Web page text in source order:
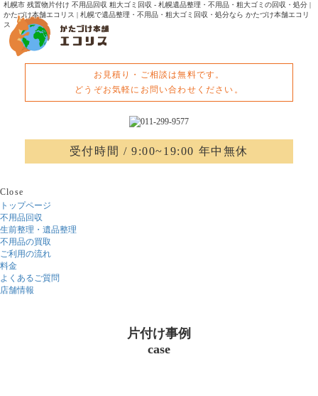
札幌市 残置物片付け 不用品回収 粗大ゴミ回収 - 札幌遺品整理・不用品・粗大ゴミの回収・処分 |
かたづけ本舗エコリス | 札幌で遺品整理・不用品・粗大ゴミ回収・処分なら かたづけ本舗エコリ
ス
お見積り・ご相談は無料です。
どうぞお気軽にお問い合わせください。
受付時間 / 9:00~19:00 年中無休
Close
トップページ
不用品回収
生前整理・遺品整理
不用品の買取
ご利用の流れ
料金
よくあるご質問
店舗情報
片付け事例
case